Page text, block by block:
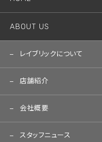
ABOUT US
レイブリックについて
店舗紹介
会社概要
スタッフニュース